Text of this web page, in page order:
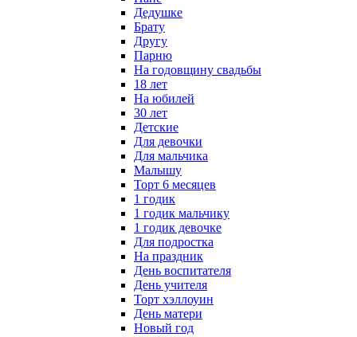
Дедушке
Брату
Другу
Парню
На годовщину свадьбы
18 лет
На юбилей
30 лет
Детские
Для девочки
Для мальчика
Малышу
Торт 6 месяцев
1 годик
1 годик мальчику
1 годик девочке
Для подростка
На праздник
День воспитателя
День учителя
Торт хэллоуин
День матери
Новый год